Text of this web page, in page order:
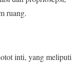
ruang.
inti, yang meliputi